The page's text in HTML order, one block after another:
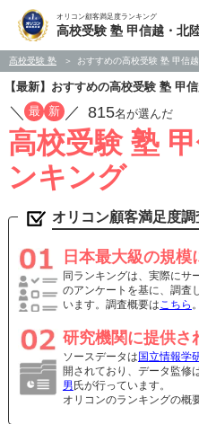
オリコン顧客満足度ランキング
高校受験 塾 甲信越・北
高校受験 塾 おすすめの高校受験 塾 甲信
【最新】おすすめの高校受験 塾 甲
／ 最 新 ／ 815名が選んだ
高校受験 塾
ンキング
オリコン顧客満足度
日本最大級の規
同ランキングは、実際にサ
のアンケートを基に、調査
います。調査概要はこちら 。
研究機関に提供さ
ソースデータは 国立情報学
開されており、データ監修
男 氏が行っています。
オリコンのランキングの概